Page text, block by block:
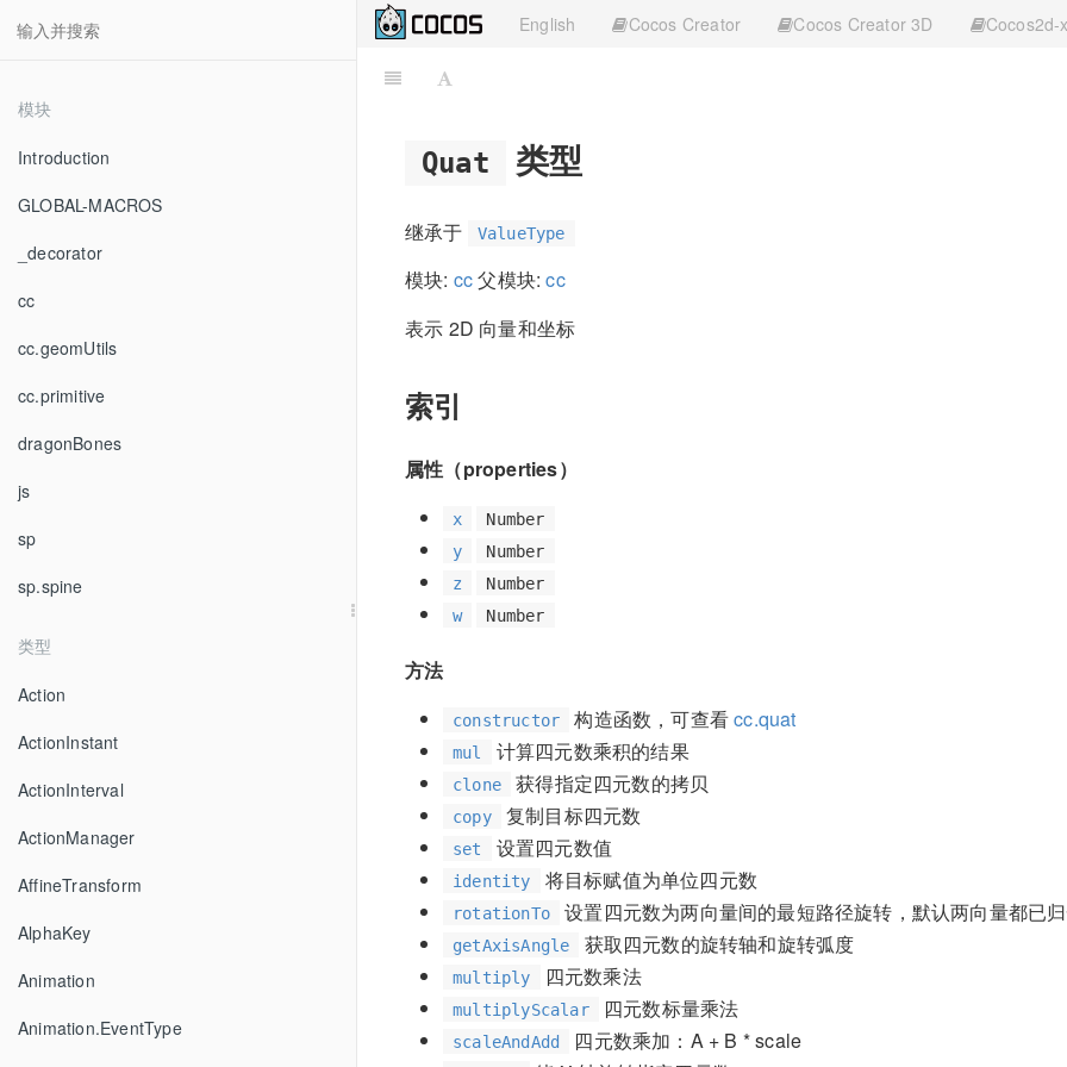
模块
Introduction
GLOBAL-MACROS
_decorator
cc
cc.geomUtils
cc.primitive
dragonBones
js
sp
sp.spine
类型
Action
ActionInstant
ActionInterval
ActionManager
AffineTransform
AlphaKey
Animation
Animation.EventType
English Cocos Creator Cocos Creator 3D Cocos2d-
Quat 类型
继承于 ValueType
模块: cc父模块:cc
表示 2D 向量和坐标
索引
属性（properties）
x
Number
y
Number
z
Number
w
Number
方法
constructor 构造函数，可查看cc.quat
mul 计算四元数乘积的结果
clone 获得指定四元数的拷贝
copy 复制目标四元数
set 设置四元数值
identity 将目标赋值为单位四元数
rotationTo 设置四元数为两向量间的最短路径旋转，默认两向量都已
getAxisAngle 获取四元数的旋转轴和旋转弧度
multiply 四元数乘法
multiplyScalar 四元数标量乘法
scaleAndAdd 四元数乘加：A + B * scale